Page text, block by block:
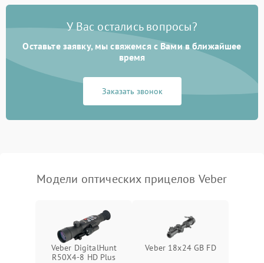
Неисправность системы
перенапряжения
1000 ₽ Подробнее →
Неисправность системы
защиты от замыкания
1000 ₽
защиты от перегрева
У Вас остались вопросы?
Оставьте заявку, мы свяжемся с Вами в ближайшее
время
Заказать звонок
Модели оптических прицелов Veber
Veber DigitalHunt
R50X4-8 HD Plus
Veber 18x24 GB FD